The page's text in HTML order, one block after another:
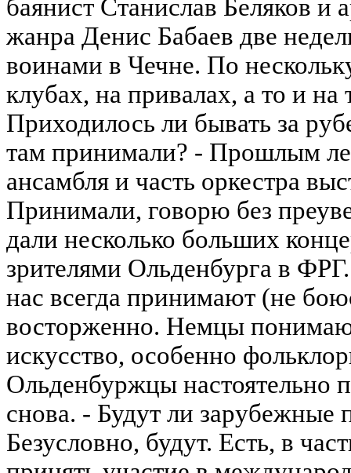
баянист Станислав Беляков и
жанра Денис Бабаев две
воинами в Чечне. По
клубах, на привалах, а то и на
Приходилось ли бывать за
там принимали? - Прошлым
ансамбля и часть оркестра
Принимали, говорю без
дали несколько больших
зрителями Ольденбурга в
нас всегда принимают (не
восторженно. Немцы
искусство, особенно
Ольденбуржцы настоятельно
снова. - Будут ли зарубежные
Безусловно, будут. Есть, в